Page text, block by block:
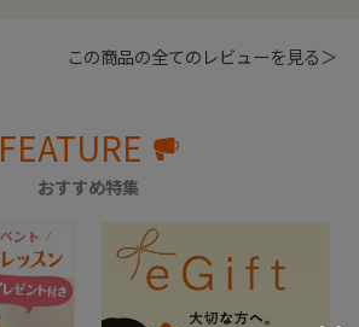
この商品の全てのレビューを見る＞
FEATURE
おすすめ特集